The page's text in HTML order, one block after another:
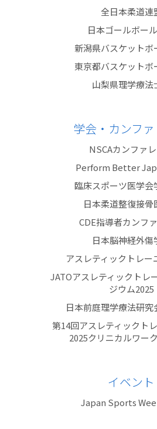
全日本柔道連
日本ゴールボー
新潟県バスケットボ
東京都バスケットボ
山梨県理学療法
学会・カンフ
NSCAカンファ
Perform Better
臨床スポーツ医学会
日本柔道整復接骨
CDE指導者カンフ
日本脳神経外傷
アスレティックトレー
JATOアスレティックトレ
ジウム2025
日本前庭理学療法研究
第14回アスレティックト
2025クリニカルワー
イベント
Japan Sports